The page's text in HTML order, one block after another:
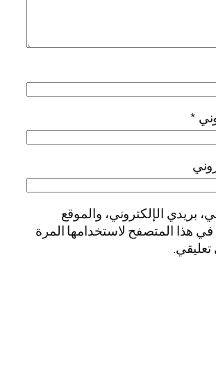
*
بريدي الإلكتروني، والموقع
في هذا المتصفح لاستخدامها المرة
تعليقي.